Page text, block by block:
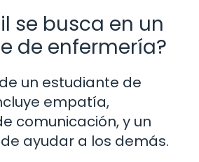
se busca en un
de enfermería?
un estudiante de
empatía,
comunicación, y un
ayudar a los demás.